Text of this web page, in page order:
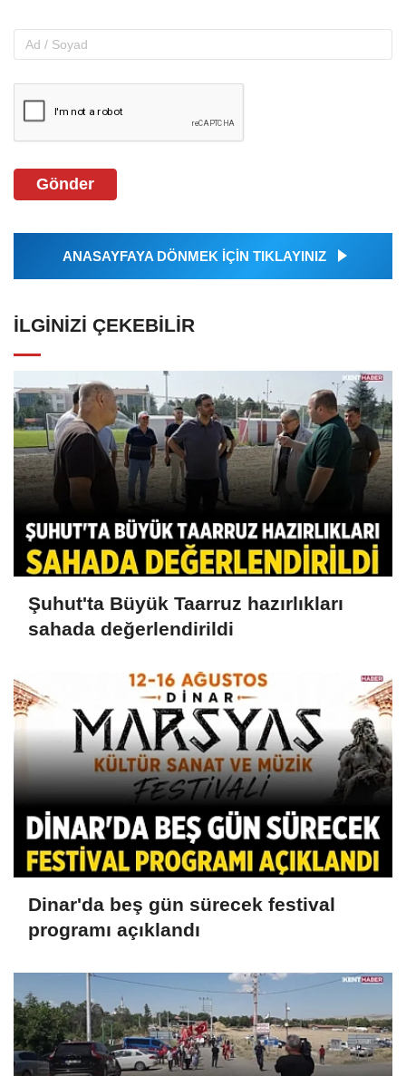
Gönder
ANASAYFAYA DÖNMEK İÇİN TIKLAYINIZ
İLGINIZI ÇEKEBILIR
Şuhut'ta Büyük Taarruz hazırlıkları
sahada değerlendirildi
Dinar'da beş gün sürecek festival
programı açıklandı